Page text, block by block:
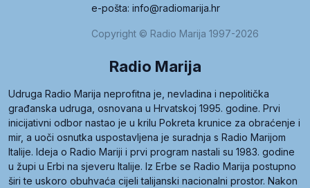
e-pošta: info@radiomarija.hr
Copyright © Radio Marija 1997-2026
Radio Marija
Udruga Radio Marija neprofitna je, nevladina i nepolitička
građanska udruga, osnovana u Hrvatskoj 1995. godine. Prvi
inicijativni odbor nastao je u krilu Pokreta krunice za obraćenje i
mir, a uoči osnutka uspostavljena je suradnja s Radio Marijom
Italije. Ideja o Radio Mariji i prvi program nastali su 1983. godine
u župi u Erbi na sjeveru Italije. Iz Erbe se Radio Marija postupno
širi te uskoro obuhvaća cijeli talijanski nacionalni prostor. Nakon